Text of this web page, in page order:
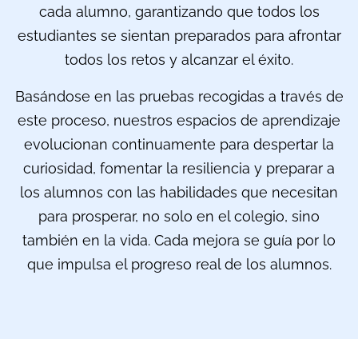
cada alumno, garantizando que todos los
estudiantes se sientan preparados para afrontar
todos los retos y alcanzar el éxito.
Basándose en las pruebas recogidas a través de
este proceso, nuestros espacios de aprendizaje
evolucionan continuamente para despertar la
curiosidad, fomentar la resiliencia y preparar a
los alumnos con las habilidades que necesitan
para prosperar, no solo en el colegio, sino
también en la vida. Cada mejora se guía por lo
que impulsa el progreso real de los alumnos.